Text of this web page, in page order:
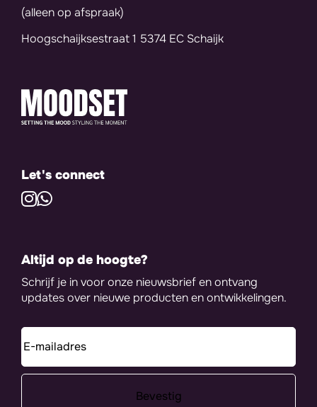
(alleen op afspraak)
Hoogschaijksestraat 1 5374 EC Schaijk
Let's connect
Altijd op de hoogte?
Schrijf je in voor onze nieuwsbrief en ontvang
updates over nieuwe producten en ontwikkelingen.